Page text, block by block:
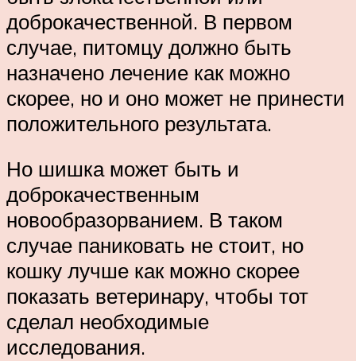
доброкачественной. В первом
случае, питомцу должно быть
назначено лечение как можно
скорее, но и оно может не принести
положительного результата.
Но шишка может быть и
доброкачественным
новообразорванием. В таком
случае паниковать не стоит, но
кошку лучше как можно скорее
показать ветеринару, чтобы тот
сделал необходимые
исследования.